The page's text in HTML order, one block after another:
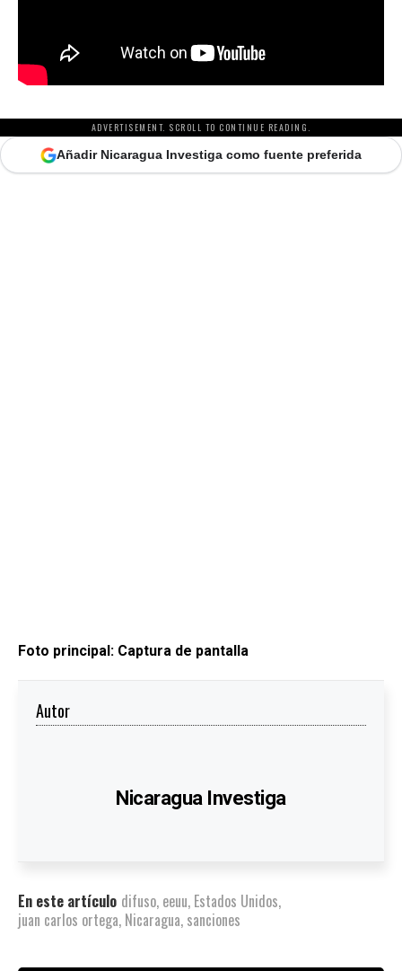
ADVERTISEMENT. SCROLL TO CONTINUE READING.
Añadir Nicaragua Investiga como fuente preferida
Foto principal: Captura de pantalla
Autor
Nicaragua Investiga
En este artículo difuso, eeuu, Estados Unidos,
juan carlos ortega, Nicaragua, sanciones